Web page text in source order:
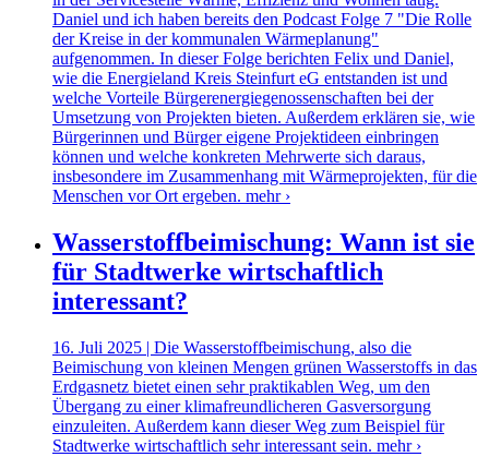
Daniel und ich haben bereits den Podcast Folge 7 "Die Rolle
der Kreise in der kommunalen Wärmeplanung"
aufgenommen. In dieser Folge berichten Felix und Daniel,
wie die Energieland Kreis Steinfurt eG entstanden ist und
welche Vorteile Bürgerenergiegenossenschaften bei der
Umsetzung von Projekten bieten. Außerdem erklären sie, wie
Bürgerinnen und Bürger eigene Projektideen einbringen
können und welche konkreten Mehrwerte sich daraus,
insbesondere im Zusammenhang mit Wärmeprojekten, für die
Menschen vor Ort ergeben. mehr ›
Wasserstoffbeimischung: Wann ist sie
für Stadtwerke wirtschaftlich
interessant?
16. Juli 2025 | Die Wasserstoffbeimischung, also die
Beimischung von kleinen Mengen grünen Wasserstoffs in das
Erdgasnetz bietet einen sehr praktikablen Weg, um den
Übergang zu einer klimafreundlicheren Gasversorgung
einzuleiten. Außerdem kann dieser Weg zum Beispiel für
Stadtwerke wirtschaftlich sehr interessant sein. mehr ›